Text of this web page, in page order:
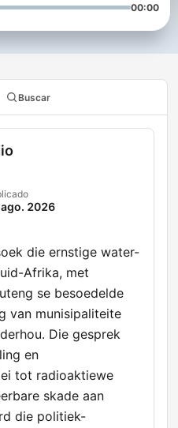
00:00
Buscar
2026
die ernstige water-
Afrika, met
se besoedelde
van munisipaliteite
Die gesprek
en
tot radioaktiewe
skade aan
die politiek-